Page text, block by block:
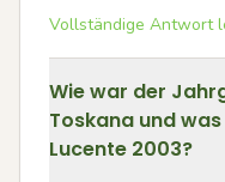
Vollständige Antwort
Wie war der
Toskana und
Lucente 2003?